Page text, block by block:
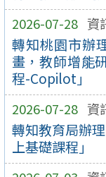
2026-07-28 資
轉知桃園市辦
畫，教師增能
程-Copilot」
2026-07-28 資
轉知教育局辦
上基礎課程」